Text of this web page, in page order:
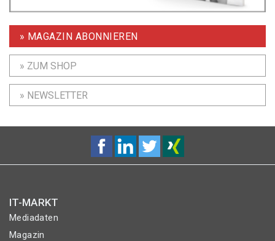
» MAGAZIN ABONNIEREN
» ZUM SHOP
» NEWSLETTER
IT-MARKT
Mediadaten
Magazin